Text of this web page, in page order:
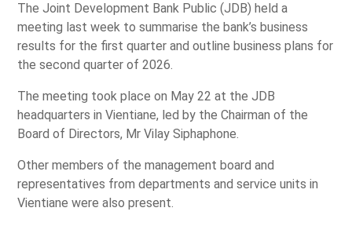
The Joint Development Bank Public (JDB) held a
meeting last week to summarise the bank’s business
results for the first quarter and outline business plans for
the second quarter of 2026.
The meeting took place on May 22 at the JDB
headquarters in Vientiane, led by the Chairman of the
Board of Directors, Mr Vilay Siphaphone.
Other members of the management board and
representatives from departments and service units in
Vientiane were also present.